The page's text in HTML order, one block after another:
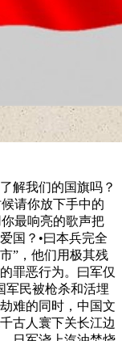
解我们的国旗吗？
请你放下手中的
最响亮的歌声把
国？•曰本兵完全
”，他们用极其残
罪恶行为。曰军仅
军民被枪杀和活埋
难的同时，中国文
古人寰下关长江边